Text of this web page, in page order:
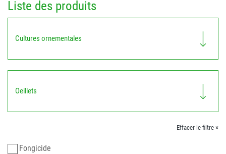
Liste des produits
Cultures ornementales
Oeillets
Effacer le filtre ×
Fongicide